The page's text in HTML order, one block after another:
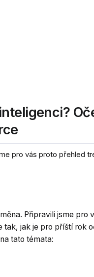
pro vás proto přehled
Připravili jsme pro
tak, jak je pro příští rok
tato témata: